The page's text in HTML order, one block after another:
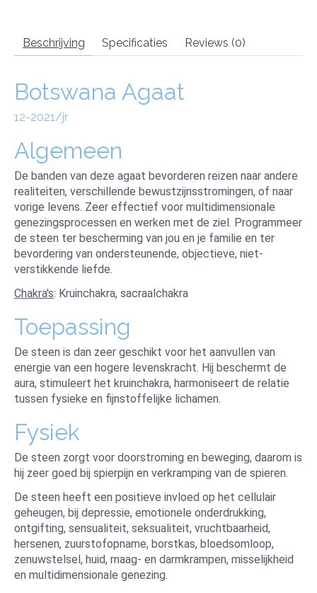
Beschrijving Specificaties Reviews (0)
Botswana Agaat
12-2021/jr
Algemeen
De banden van deze agaat bevorderen reizen naar andere
realiteiten, verschillende bewustzijnsstromingen, of naar
vorige levens. Zeer effectief voor multidimensionale
genezingsprocessen en werken met de ziel. Programmeer
de steen ter bescherming van jou en je familie en ter
bevordering van ondersteunende, objectieve, niet-
verstikkende liefde.
Chakra's: Kruinchakra, sacraalchakra
Toepassing
De steen is dan zeer geschikt voor het aanvullen van
energie van een hogere levenskracht. Hij beschermt de
aura, stimuleert het kruinchakra, harmoniseert de relatie
tussen fysieke en fijnstoffelijke lichamen.
Fysiek
De steen zorgt voor doorstroming en beweging, daarom is
hij zeer goed bij spierpijn en verkramping van de spieren.
De steen heeft een positieve invloed op het cellulair
geheugen, bij depressie, emotionele onderdrukking,
ontgifting, sensualiteit, seksualiteit, vruchtbaarheid,
hersenen, zuurstofopname, borstkas, bloedsomloop,
zenuwstelsel, huid, maag- en darmkrampen, misselijkheid
en multidimensionale genezing.